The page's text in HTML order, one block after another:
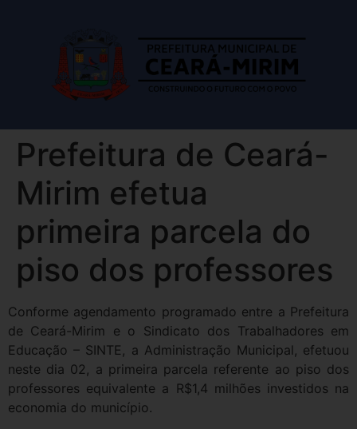
Prefeitura de Ceará-
Mirim efetua
primeira parcela do
piso dos professores
Conforme agendamento programado entre a Prefeitura
de Ceará-Mirim e o Sindicato dos Trabalhadores em
Educação – SINTE, a Administração Municipal, efetuou
neste dia 02, a primeira parcela referente ao piso dos
professores equivalente a R$1,4 milhões investidos na
economia do município.